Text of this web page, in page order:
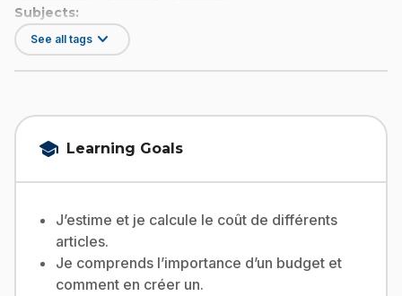
Subjects:
Français Rédaction
Skills:
Self-Directed Learning Critical Thinking
Problem Solving
See all tags
school Learning Goals
J’estime et je calcule le coût de différents
articles.
Je comprends l’importance d’un budget et
comment en créer un.